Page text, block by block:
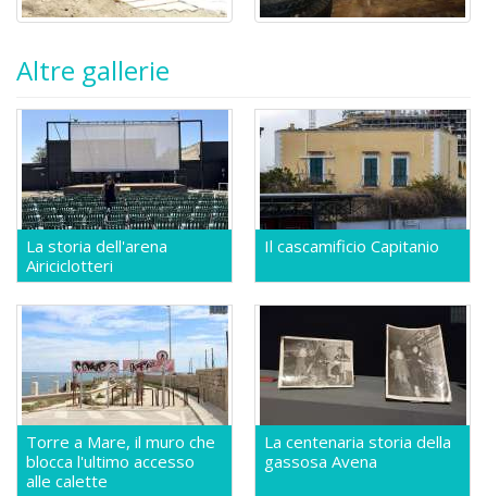
Altre gallerie
La storia dell'arena
Airiciclotteri
Il cascamificio Capitanio
Torre a Mare, il muro che
blocca l'ultimo accesso
alle calette
La centenaria storia della
gassosa Avena